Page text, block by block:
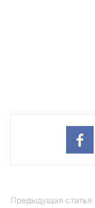
Предыдущая статья